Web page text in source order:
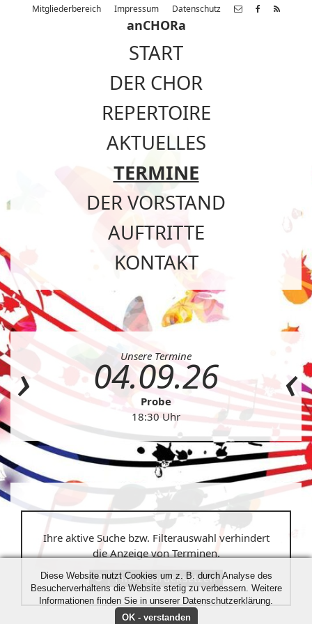
Mitgliederbereich Impressum Datenschutz
anCHORa
START
DER CHOR
REPERTOIRE
AKTUELLES
TERMINE
DER VORSTAND
AUFTRITTE
KONTAKT
Unsere Termine
04.09.26
Probe
18:30 Uhr
Ihre aktive Suche bzw. Filterauswahl verhindert
die Anzeige von Terminen.
Filter zurücksetzen
Diese Website nutzt Cookies um z. B. durch Analyse des
Besucherverhaltens die Website stetig zu verbessern. Weitere
Informationen finden Sie in unserer Datenschutzerklärung.